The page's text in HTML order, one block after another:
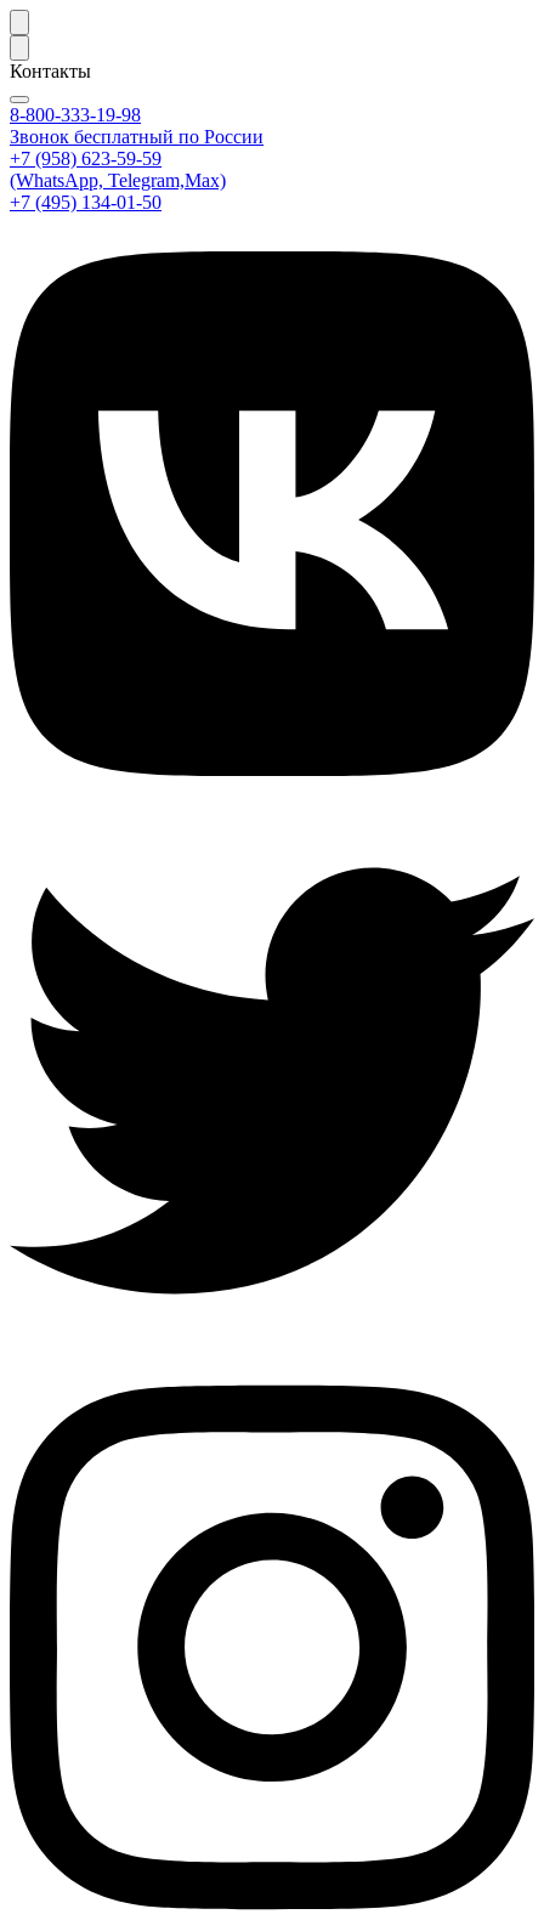
Контакты
8-800-333-19-98
Звонок бесплатный по России
+7 (958) 623-59-59
(WhatsApp, Telegram,Max)
+7 (495) 134-01-50